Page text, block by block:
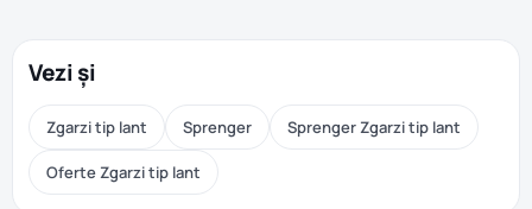
Vezi și
Zgarzi tip lant Sprenger Sprenger Zgarzi tip lant
Oferte Zgarzi tip lant